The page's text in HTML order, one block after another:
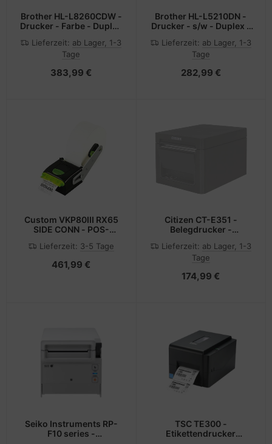
Brother HL-L8260CDW -
Drucker - Farbe - Duplex
x 600 dpi - bis zu 31
Seiten/Min. (einfarbig)/
Lieferzeit: ab Lager, 1-3
Tage
383,99 €
Brother HL-L5210DN -
Drucker - s/w - Duplex -
Lieferzeit: ab Lager, 1-3
Tage
282,99 €
Custom VKP80III RX65
SIDE CONN - POS-
Lieferzeit: 3-5 Tage
461,99 €
Citizen CT-E351 -
Belegdrucker -
(monochrom)
Lieferzeit: ab Lager, 1-3
Tage
174,99 €
Seiko Instruments RP-
F10 series -
TSC TE300 -
Etikettendrucker